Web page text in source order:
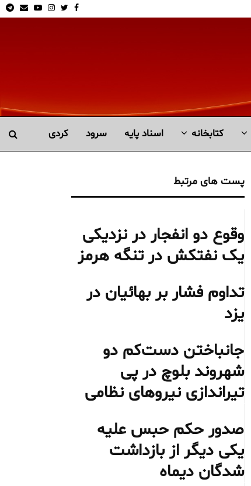
Facebook
Twitter
Instagram
Youtube
Email
کتابخانە اسناد پایه سرود کردی
پست های مرتبط
وقوع دو انفجار در نزدیکی
یک نفتکش در تنگه هرمز
تداوم فشار بر بهائیان در
یزد
جانباختن دست‌کم دو
شهروند بلوچ در پی
تیراندازی نیروهای نظامی
صدور حکم حبس علیه
یکی دیگر از بازداشت
شدگان دیماه